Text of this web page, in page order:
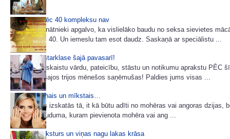
Sievietēm pēc 40 kompleksu nav
Amerikas zinātnieki apgalvo, ka vislielāko baudu no seksa sievietes
vecumā pēc 40. Un iemeslu tam esot daudz. Saskaņā ar speciālistu ...
Pēdējā meistarklase šajā pavasarī!
Cik daudz skaistu vārdu, pateicību, stāstu un notikumu aprakstu PĒC
mēs esam šajos trijos mēnešos saņēmušas! Paldies jums visas ...
Modē pūkainais un mīkstais…
Mēteļi, kas izskatās tā, it kā būtu adīti no mohēras vai angoras dzijas,
ir austi no auduma, kuram pievienota mohēra vai ang ...
Sievietes raksturs un viņas nagu lakas krāsa